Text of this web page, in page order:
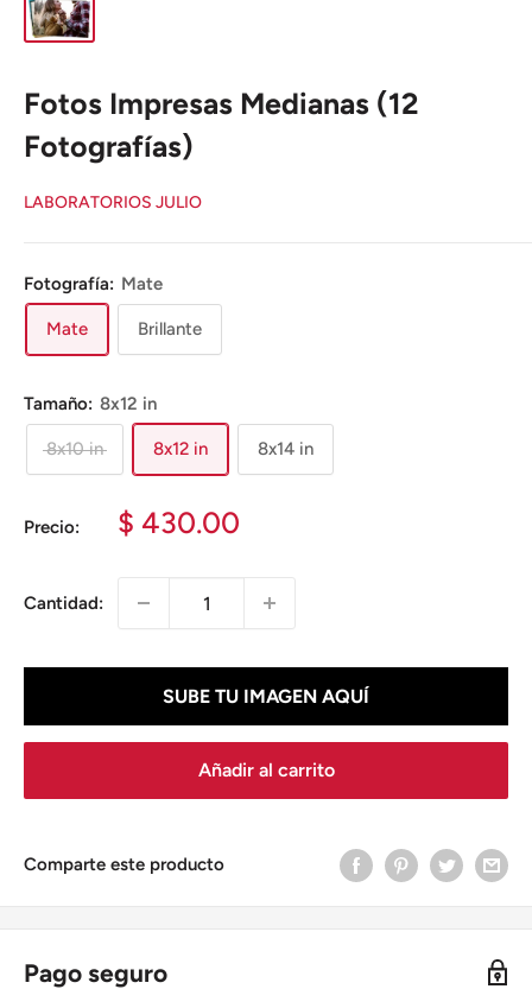
Fotos Impresas Medianas (12
Fotografías)
LABORATORIOS JULIO
Fotografía: Mate
Mate Brillante
Tamaño: 8x12 in
8x10 in 8x12 in 8x14 in
Precio:
Precio
$ 430.00
Cantidad:
SUBE TU IMAGEN AQUÍ
Añadir al carrito
Comparte este producto
Pago seguro